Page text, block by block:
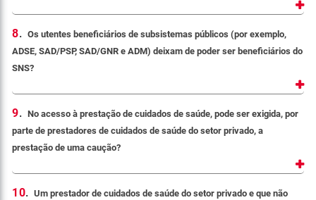
8. Os utentes beneficiários de subsistemas públicos (por exemplo,
ADSE, SAD/PSP, SAD/GNR e ADM) deixam de poder ser beneficiários do
SNS?
9. No acesso à prestação de cuidados de saúde, pode ser exigida, por
parte de prestadores de cuidados de saúde do setor privado, a
prestação de uma caução?
10. Um prestador de cuidados de saúde do setor privado e que não